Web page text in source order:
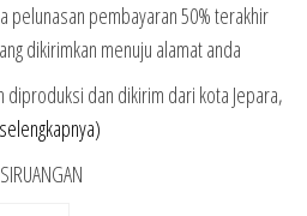
pelunasan pembayaran 50% terakhir
dikirimkan menuju alamat anda
dan dikirim dari kota Jepara,